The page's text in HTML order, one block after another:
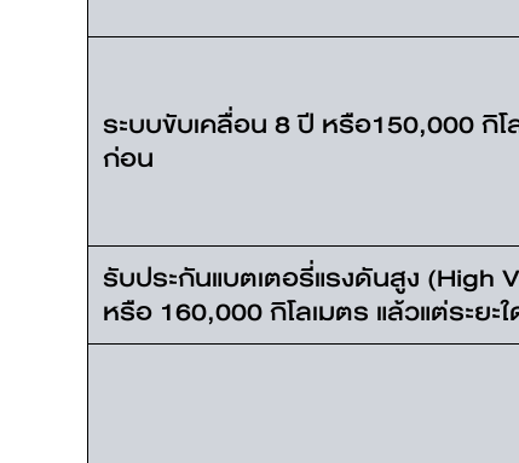
ระบบขับเคลื่อน 8 ปี หรือ150,000 กิโ
ก่อน
รับประกันแบตเตอรี่แรงดันสูง (High
หรือ 160,000 กิโลเมตร แล้วแต่ระยะ